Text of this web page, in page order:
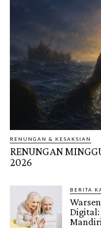
RENUNGAN & KESAKSIAN
RENUNGAN
2026
BERITA
Digital: